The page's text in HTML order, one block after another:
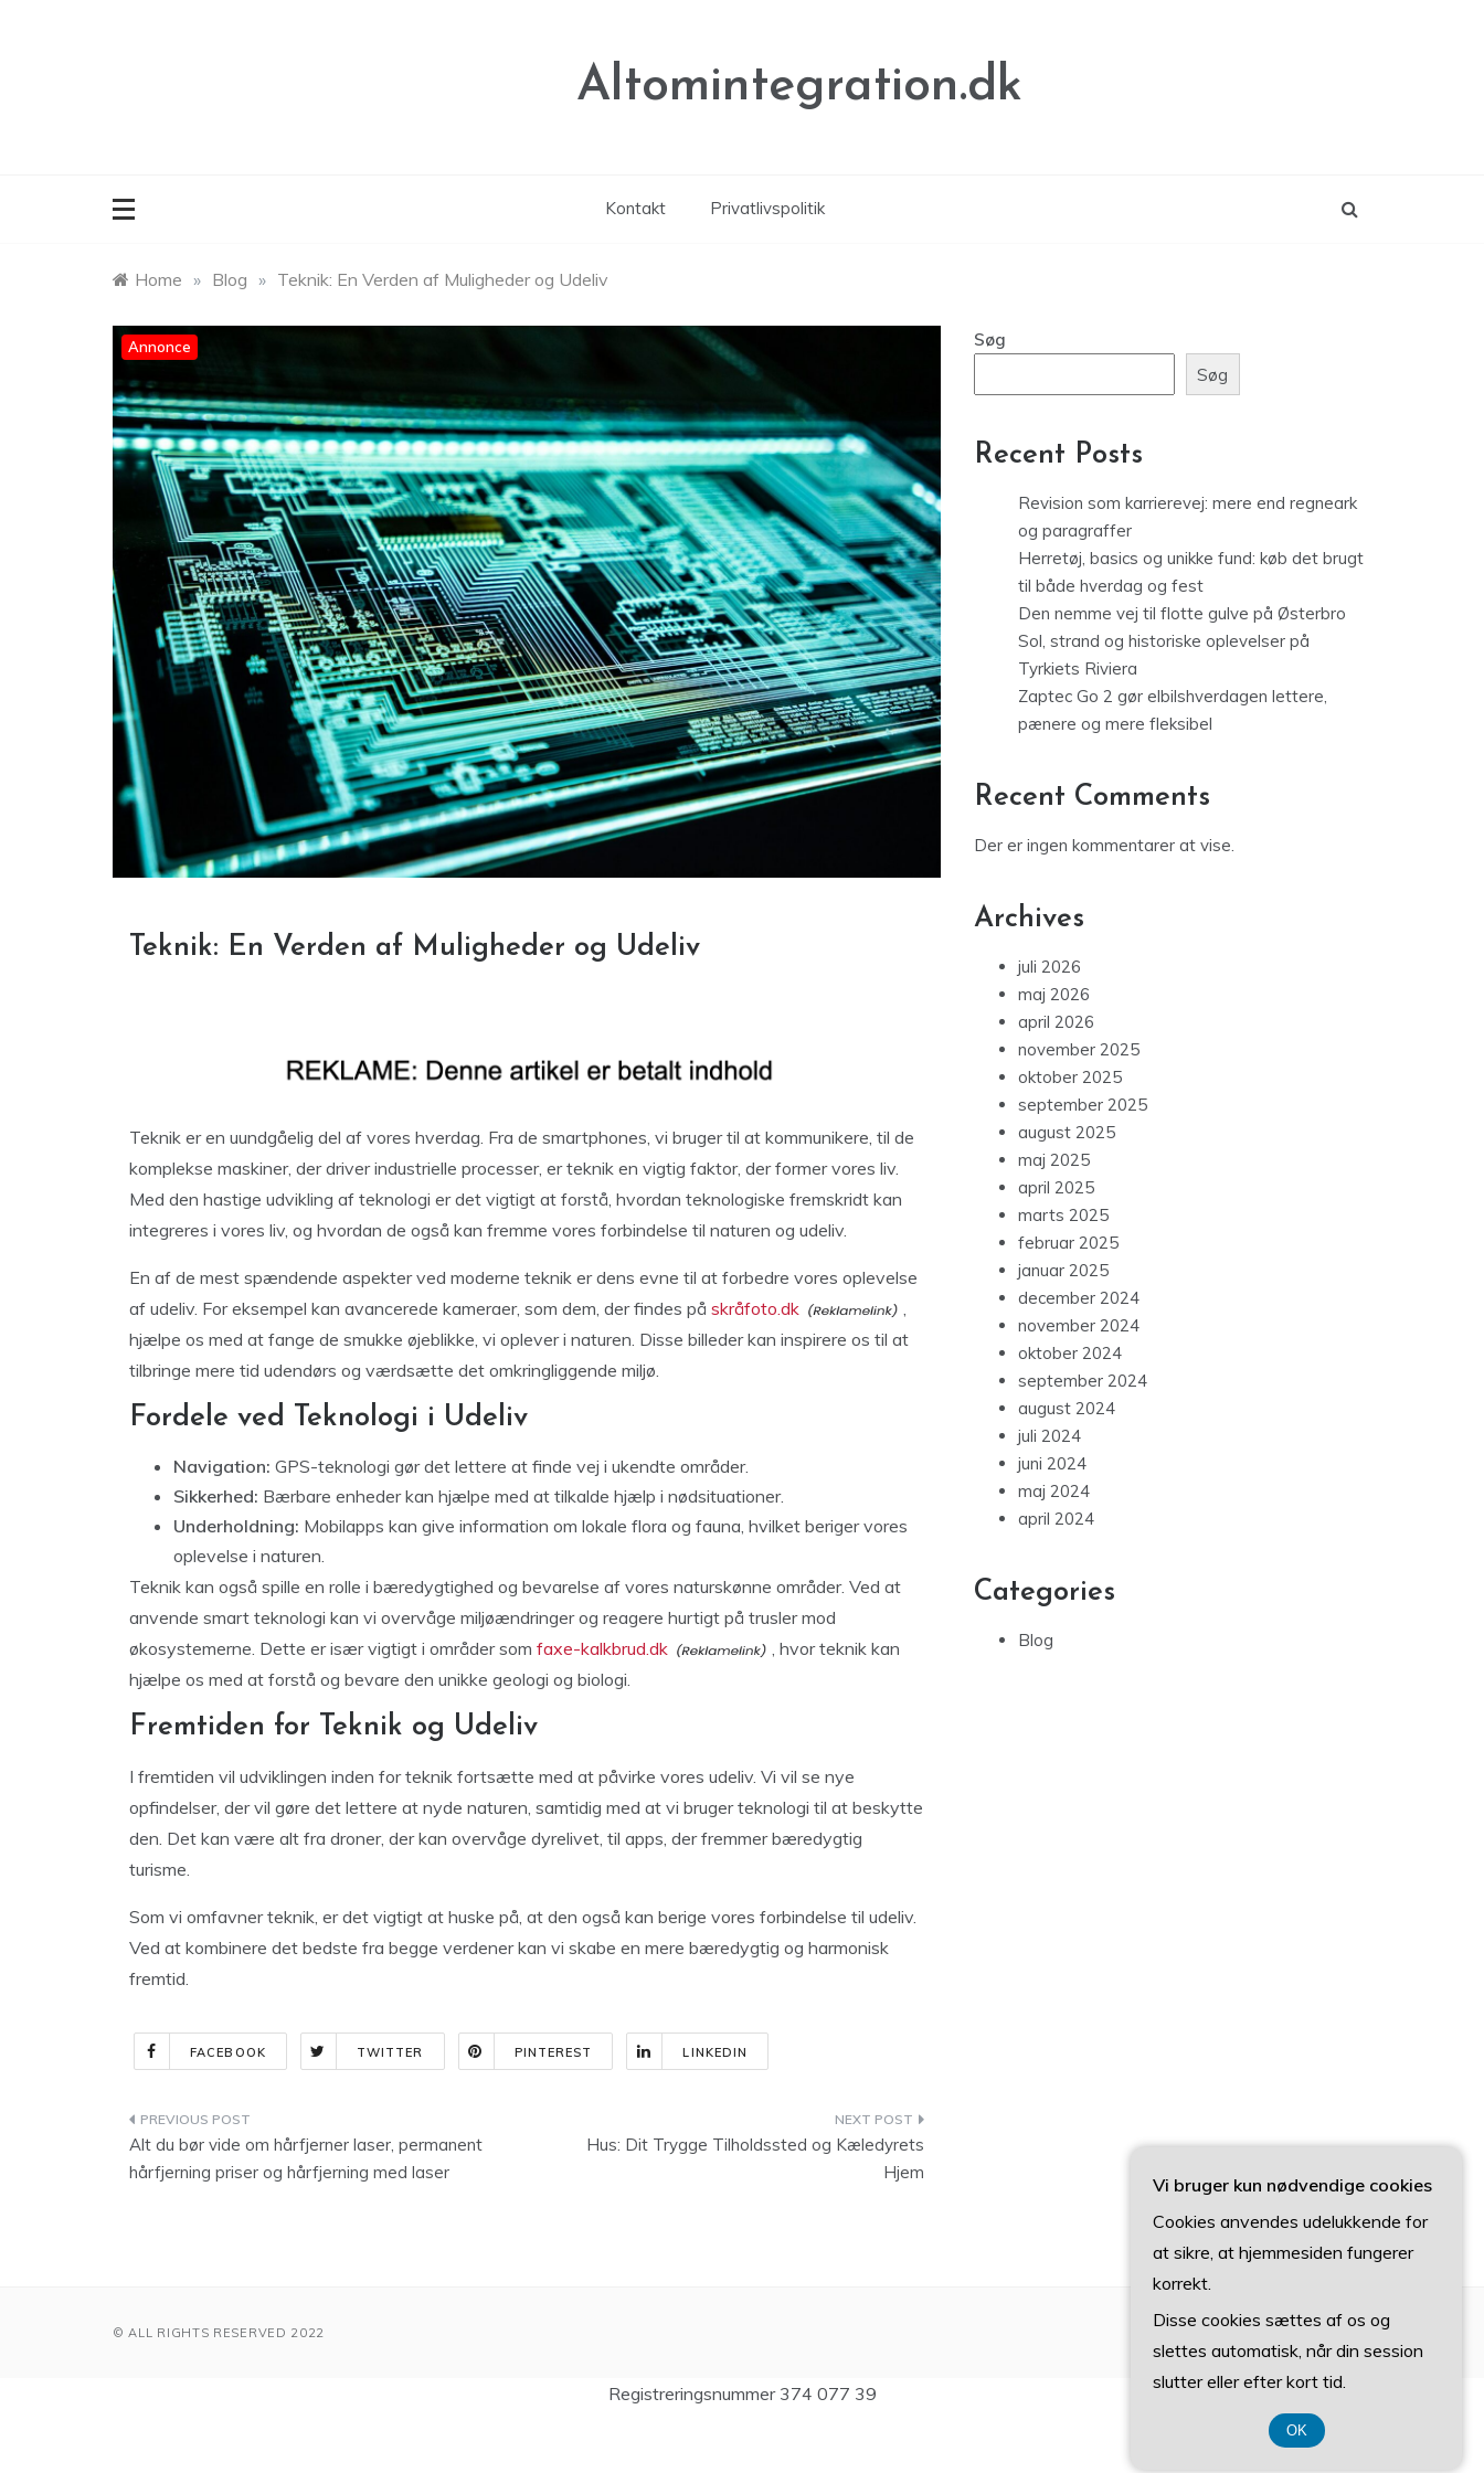
Altomintegration.dk
Kontakt Privatlivspolitik
Home » Blog » Teknik: En Verden af Muligheder og Udeliv
Annonce
Teknik: En Verden af Muligheder og Udeliv
Teknik er en uundgåelig del af vores hverdag. Fra de smartphones, vi bruger til at kommunikere, til de
komplekse maskiner, der driver industrielle processer, er teknik en vigtig faktor, der former vores liv.
Med den hastige udvikling af teknologi er det vigtigt at forstå, hvordan teknologiske fremskridt kan
integreres i vores liv, og hvordan de også kan fremme vores forbindelse til naturen og udeliv.
En af de mest spændende aspekter ved moderne teknik er dens evne til at forbedre vores oplevelse
af udeliv. For eksempel kan avancerede kameraer, som dem, der findes på skråfoto.dk
,
hjælpe os med at fange de smukke øjeblikke, vi oplever i naturen. Disse billeder kan inspirere os til at
tilbringe mere tid udendørs og værdsætte det omkringliggende miljø.
Fordele ved Teknologi i Udeliv
Navigation: GPS-teknologi gør det lettere at finde vej i ukendte områder.
Sikkerhed: Bærbare enheder kan hjælpe med at tilkalde hjælp i nødsituationer.
Underholdning: Mobilapps kan give information om lokale flora og fauna, hvilket beriger vores
oplevelse i naturen.
Teknik kan også spille en rolle i bæredygtighed og bevarelse af vores naturskønne områder. Ved at
anvende smart teknologi kan vi overvåge miljøændringer og reagere hurtigt på trusler mod
økosystemerne. Dette er især vigtigt i områder som faxe-kalkbrud.dk
, hvor teknik kan
hjælpe os med at forstå og bevare den unikke geologi og biologi.
Fremtiden for Teknik og Udeliv
I fremtiden vil udviklingen inden for teknik fortsætte med at påvirke vores udeliv. Vi vil se nye
opfindelser, der vil gøre det lettere at nyde naturen, samtidig med at vi bruger teknologi til at beskytte
den. Det kan være alt fra droner, der kan overvåge dyrelivet, til apps, der fremmer bæredygtig
turisme.
Som vi omfavner teknik, er det vigtigt at huske på, at den også kan berige vores forbindelse til udeliv.
Ved at kombinere det bedste fra begge verdener kan vi skabe en mere bæredygtig og harmonisk
fremtid.
FACEBOOK TWITTER PINTEREST LINKEDIN
Indlægsnavigation
Alt du bør vide om hårfjerner laser, permanent
hårfjerning priser og hårfjerning med laser
Hus: Dit Trygge Tilholdssted og Kæledyrets
Hjem
Søg
Søg
Recent Posts
Revision som karrierevej: mere end regneark
og paragraffer
Herretøj, basics og unikke fund: køb det brugt
til både hverdag og fest
Den nemme vej til flotte gulve på Østerbro
Sol, strand og historiske oplevelser på
Tyrkiets Riviera
Zaptec Go 2 gør elbilshverdagen lettere,
pænere og mere fleksibel
Recent Comments
Der er ingen kommentarer at vise.
Archives
juli 2026
maj 2026
april 2026
november 2025
oktober 2025
september 2025
august 2025
maj 2025
april 2025
marts 2025
februar 2025
januar 2025
december 2024
november 2024
oktober 2024
september 2024
august 2024
juli 2024
juni 2024
maj 2024
april 2024
Categories
Blog
© ALL RIGHTS RESERVED 2022
Registreringsnummer 374 077 39
Vi bruger kun nødvendige cookies
Cookies anvendes udelukkende for
at sikre, at hjemmesiden fungerer
korrekt.
Disse cookies sættes af os og
slettes automatisk, når din session
slutter eller efter kort tid.
OK